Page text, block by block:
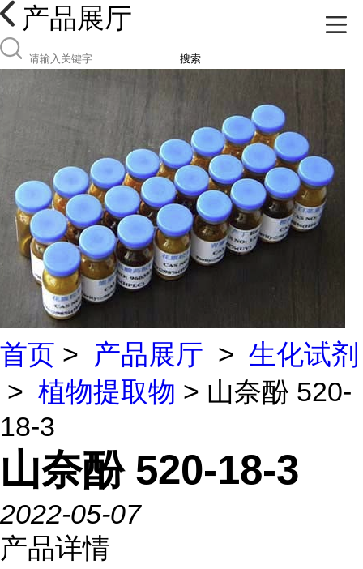
产品展厅
搜索
首页 > 产品展厅 > 生化试剂
> 植物提取物 > 山奈酚 520-
18-3
山奈酚 520-18-3
2022-05-07
产品详情